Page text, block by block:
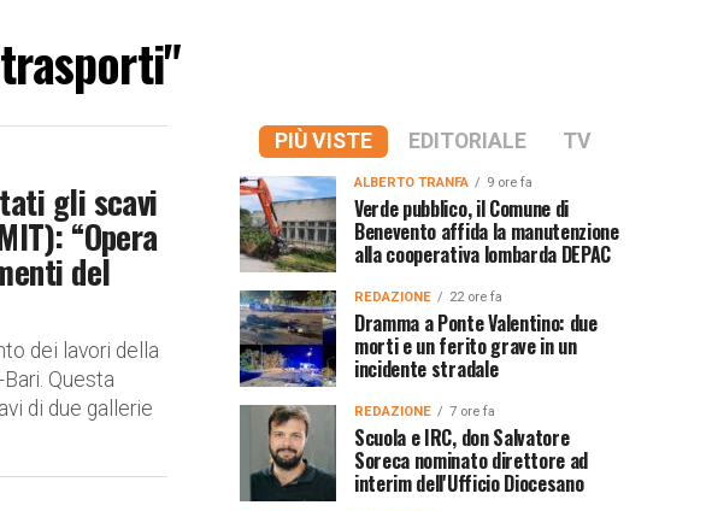
gli scavi
“Opera
del
dei lavori della
Questa
di due gallerie
PIÙ VISTE EDITORIALE TV
ALBERTO TRANFA 9 ore fa
Verde pubblico, il Comune di
Benevento affida la manutenzione
alla cooperativa lombarda DEPAC
REDAZIONE 22 ore fa
Dramma a Ponte Valentino: due
morti e un ferito grave in un
incidente stradale
REDAZIONE 7 ore fa
Scuola e IRC, don Salvatore
Soreca nominato direttore ad
interim dell'Ufficio Diocesano